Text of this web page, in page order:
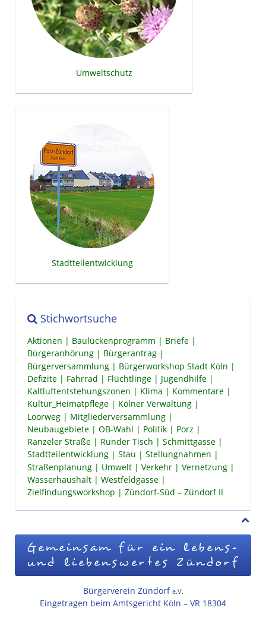
Umweltschutz
Stadtteilentwicklung
Stichwortsuche
Aktionen Baulückenprogramm
Briefe
Bürgeranhörung
Bürgerantrag
Bürgerversammlung
Bürgerworkshop Stadt Köln
Defizite
Fahrrad Flüchtlinge
Jugendhilfe
Kaltluftentstehungszonen
Klima
Kommentare
Kultur_Heimatpflege
Kölner Verwaltung
Loorweg
Mitgliederversammlung
Neubaugebiete
OB-Wahl Politik
Porz
Ranzeler Straße
Runder Tisch
Schmittgasse
Stadtteilentwicklung
Stau
Stellungnahmen
Straßenplanung
Umwelt Verkehr
Vernetzung
Wasserhaushalt
Westfeldgasse
Zielfindungsworkshop
Zündorf-Süd – Zündorf II
Gemeinsam für ein lebens-
und liebenswertes Zündorf
Bürgerverein Zündorf e.V.
Eingetragen beim Amtsgericht Köln – VR 18304